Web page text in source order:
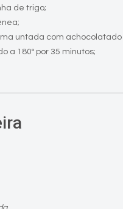
de trigo;
untada com achocolatado
a 180º por 35 minutos;